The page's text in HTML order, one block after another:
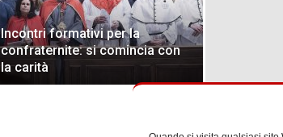
Incontri formativi per la
confraternite: si comincia con
la carità